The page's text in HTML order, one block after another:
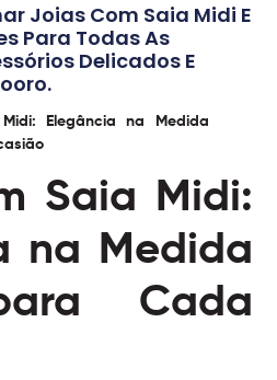
Joias Com Saia Midi E
Para Todas As
Delicados E
Saia Midi:
na Medida
Cada